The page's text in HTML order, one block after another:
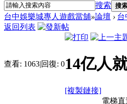
搜索 搜
台中娛樂城專人遊戲當舖»論壇 › 台
返回列表
查看: 1063|回復: 014亿人
[複製鏈接]
電梯直